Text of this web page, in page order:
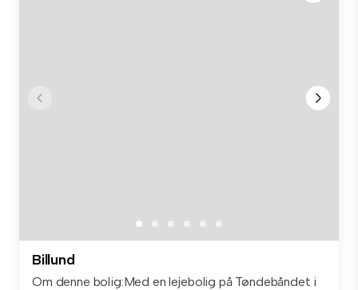
Billund
Om denne bolig:Med en lejebolig på Tøndebåndet i